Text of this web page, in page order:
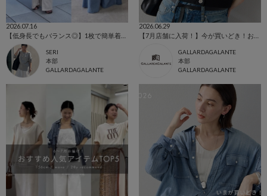
2026.07.16
SERI
本部
GALLARDAGALANTE
2026.06.29
GALLARDAGALANTE
本部
GALLARDAGALANTE